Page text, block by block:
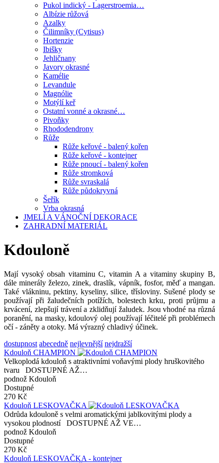
Pukol indický - Lagerstroemia…
Albízie růžová
Azalky
Čilimníky (Cytisus)
Hortenzie
Ibišky
Jehličnany
Javory okrasné
Kamélie
Levandule
Magnólie
Motýlí keř
Ostatní vonné a okrasné…
Pivoňky
Rhododendrony
Růže
Růže keřové - balený kořen
Růže keřové - kontejner
Růže pnoucí - balený kořen
Růže stromková
Růže svraskalá
Růže půdokryvná
Šeřík
Vrba okrasná
JMELÍ A VÁNOČNÍ DEKORACE
ZAHRADNÍ MATERIÁL
Kdouloně
Mají vysoký obsah vitaminu C, vitamin A a vitaminy skupiny B,
dále minerály železo, zinek, draslík, vápník, fosfor, měď a mangan.
Také vlákninu, pektiny, kyseliny, silice, třísloviny. Sušené plody se
používají při žaludečních potížích, bolestech krku, proti průjmu a
krvácení, zlepšují trávení a zklidňují žaludek. Jsou vhodné na různá
poranění, na masky, kdoulový olej používají léčitelé při problémech
očí - záněty a otoky. Má výrazný chladivý účinek.
dostupnost abecedně nejlevnější nejdražší
Kdouloň CHAMPION
Velkoplodá kdouloň s atraktivními voňavými plody hruškovitého
tvaru DOSTUPNÉ AŽ…
podnož Kdouloň
Dostupné
270 Kč
Kdouloň LESKOVAČKA
Odrůda kdouloně s velmi aromatickými jablkovitými plody a
vysokou plodností DOSTUPNÉ AŽ VE…
podnož Kdouloň
Dostupné
270 Kč
Kdouloň LESKOVAČKA - kontejner